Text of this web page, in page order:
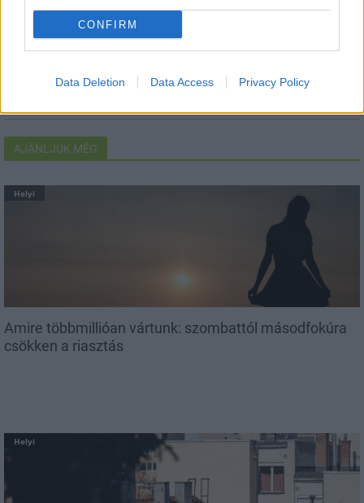
CONFIRM
Data Deletion Data Access Privacy Policy
Másfélszeresére bővítik
Hódmezővásárhely jó hírű református
iskoláját
AJÁNLJUK MÉG
Helyi
Amire többmillióan vártunk: szombattól másodfokúra
csökken a riasztás
Helyi